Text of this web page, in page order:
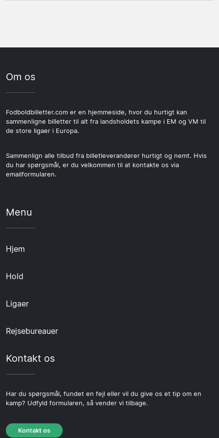
Om os
Fodboldbilletter.com er en hjemmeside, hvor du hurtigt kan
sammenligne billetter til alt fra landsholdets kampe i EM og VM til
de store ligaer i Europa.
Sammenlign alle tilbud fra billetleverandører hurtigt og nemt. Hvis
du har spørgsmål, er du velkommen til at kontakte os via
emailformularen.
Menu
Hjem
Hold
Ligaer
Rejsebureauer
Kontakt os
Har du spørgsmål, fundet en fejl eller vil du give os et tip om en
kamp? Udfyld formularen, så vender vi tilbage.
Kontakt os